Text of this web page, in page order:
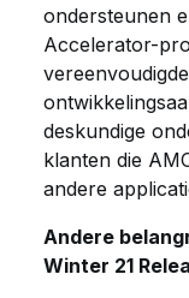
ondersteunen
Accelerator-
deskundige
klanten die
andere
Andere
Winter 21